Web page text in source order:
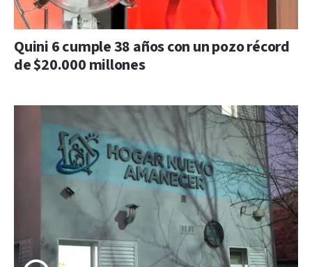
Quini 6 cumple 38 años con un pozo récord
de $20.000 millones